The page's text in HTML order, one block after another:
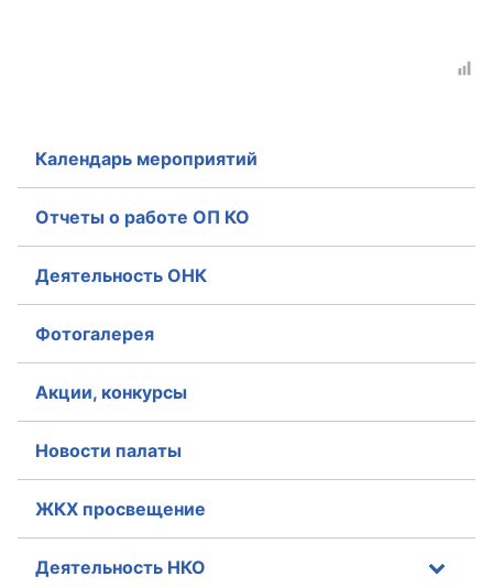
Календарь мероприятий
Отчеты о работе ОП КО
Деятельность ОНК
Фотогалерея
Акции, конкурсы
Новости палаты
ЖКХ просвещение
Деятельность НКО